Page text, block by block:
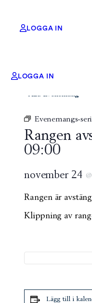
LOGGA IN
LOGGA IN
« Alla Evenemang
Evenemangs-
Rangen
09:00
november 24 @
Rangen är
Klippning av
Lägg till i